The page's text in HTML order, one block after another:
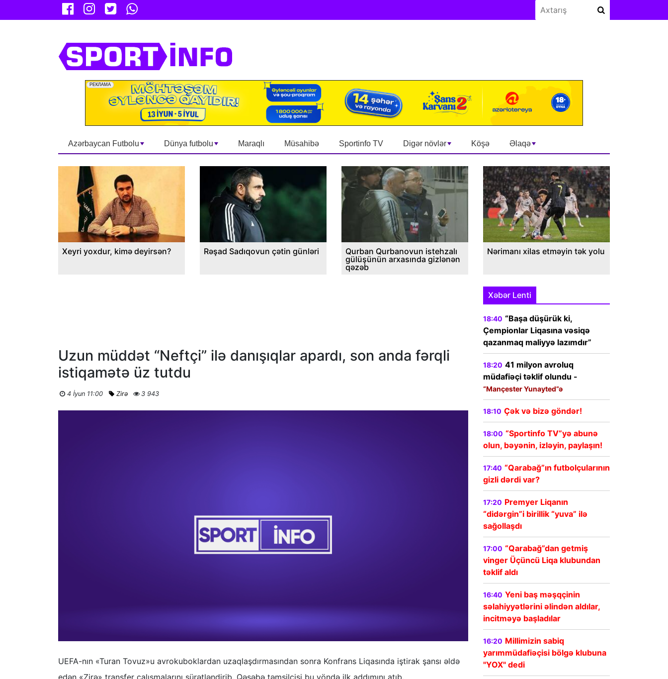
Azərbaycan Futbolu Dünya futbolu Maraqlı Müsahibə Sportinfo TV Digər növlər Köşə Əlaqə
Xeyri yoxdur, kimə deyirsən? Rəşad Sadıqovun çətin günləri
Qurban Qurbanovun istehzalı
gülüşünün arxasında gizlənən
qəzəb
Nərimanı xilas etməyin tək yolu
Uzun müddət “Neftçi” ilə danışıqlar apardı, son anda fərqli
istiqamətə üz tutdu
4 İyun 11:00 Zirə 3 943
UEFA-nın «Turan Tovuz»u avrokuboklardan uzaqlaşdırmasından sonra Konfrans Liqasında iştirak şansı əldə
Xəbər Lenti
18:40 “Başa düşürük ki,
Çempionlar Liqasına vəsiqə
qazanmaq maliyyə lazımdır”
18:20 41 milyon avroluq
müdafiəçi təklif olundu -
“Mançester Yunayted”ə
18:10 Çək və bizə göndər!
18:00 “Sportinfo TV”yə abunə
olun, bəyənin, izləyin, paylaşın!
17:40 “Qarabağ”ın futbolçularının
gizli dərdi var?
17:20 Premyer Liqanın
“didərgin”i birillik “yuva” ilə
sağollaşdı
17:00 “Qarabağ”dan getmiş
vinger Üçüncü Liqa klubundan
təklif aldı
16:40 Yeni baş məşqçinin
səlahiyyətlərini əlindən aldılar,
incitməyə başladılar
16:20 Millimizin sabiq
yarımmüdafiəçisi bölgə klubuna
"YOX" dedi